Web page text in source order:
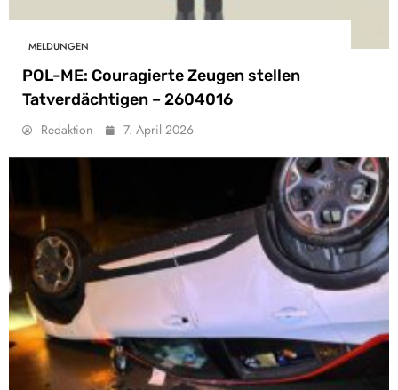
MELDUNGEN
POL-ME: Couragierte Zeugen stellen
Tatverdächtigen – 2604016
Redaktion 7. April 2026